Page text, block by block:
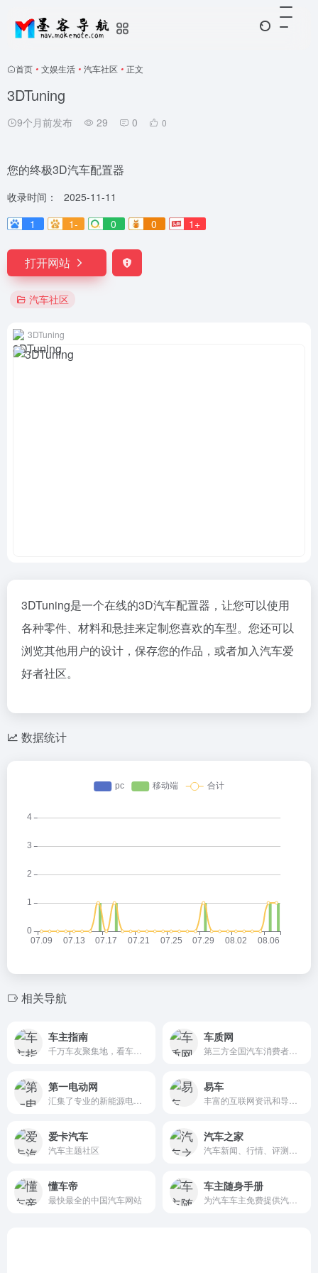
首页 • 文娱生活 • 汽车社区 • 正文
3DTuning
9个月前发布 29 0 0
您的终极3D汽车配置器
收录时间：
2025-11-11
1
1- 0 0 1+
打开网站
汽车社区
3DTuning
3DTuning是一个在线的3D汽车配置器，让您可以使用
各种零件、材料和悬挂来定制您喜欢的车型。您还可以
浏览其他用户的设计，保存您的作品，或者加入汽车爱
好者社区。
数据统计
相关导航
车主指南 车质网
第一电动网 易车
爱卡汽车
汽车主题社区
汽车之家
懂车帝
最快最全的中国汽车网站
车主随身手册